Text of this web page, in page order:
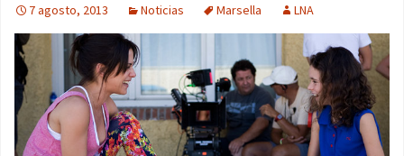
7 agosto, 2013 Noticias Marsella LNA